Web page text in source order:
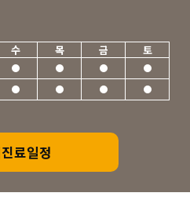
수 목 금
토
료일정